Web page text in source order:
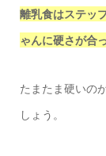
離乳食はステッ
ゃんに硬さが合
たまたま硬いの
しょう。